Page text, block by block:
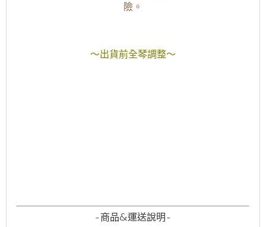
險。
～出貨前全琴調整～
-商品&運送說明-